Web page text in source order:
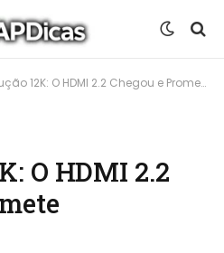
12K: O HDMI 2.2 Chegou e Promete Surpreender!
O HDMI 2.2